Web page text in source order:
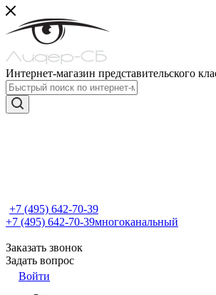
Интернет-магазин представительского
+7 (495) 642-70-39
+7 (495) 642-70-39многоканальный
Заказать звонок
Задать вопрос
Войти